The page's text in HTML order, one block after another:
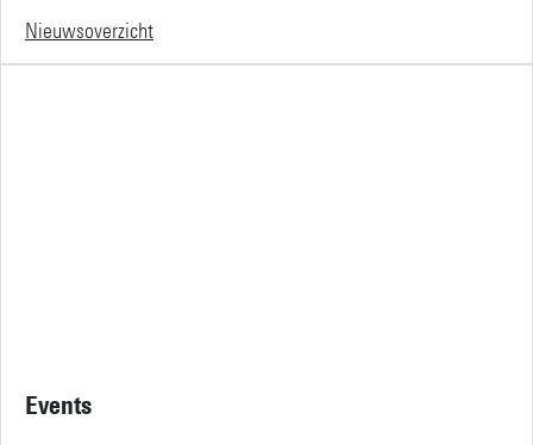
Nieuwsoverzicht
Events